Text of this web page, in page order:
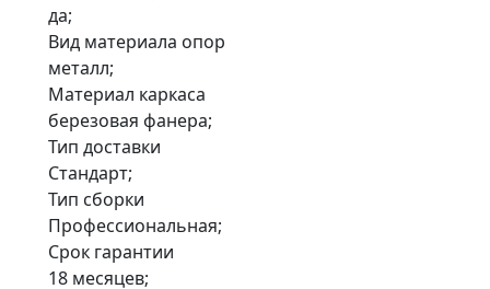
да;
Вид материала опор
металл;
Материал каркаса
березовая фанера;
Тип доставки
Стандарт;
Тип сборки
Профессиональная;
Срок гарантии
18 месяцев;